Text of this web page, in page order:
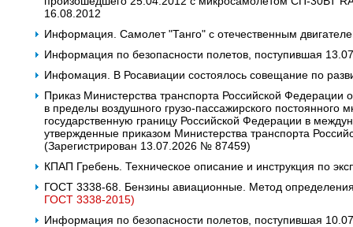
16.08.2012
Информация. Самолет "Танго" с отечественным
Информация по безопасности полетов, поступившая
Инфомация. В Росавиации состоялось совещание по
Приказ Министерства транспорта Российской
в пределы воздушного грузо-пассажирского постоянного
государственную границу Российской Федерации в
утвержденные приказом Министерства транспорта
(Зарегистрирован 13.07.2026 № 87459)
КПАП Гребень. Техническое описание и инструкция по
ГОСТ 3338-68. Бензины авиационные. Метод
ГОСТ 3338-2015)
Информация по безопасности полетов, поступившая